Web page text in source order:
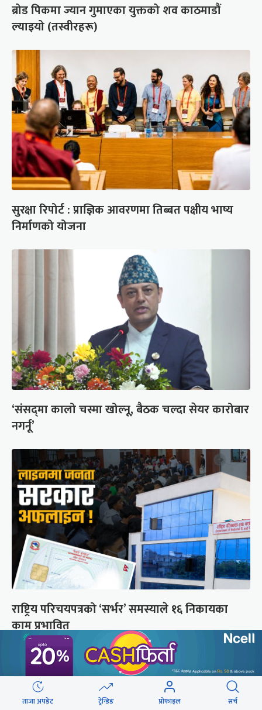
ब्रोड पिकमा ज्यान गुमाएका युक्तको शव काठमाडौं
ल्याइयो (तस्वीरहरू)
सुरक्षा रिपोर्ट : प्राज्ञिक आवरणमा तिब्बत पक्षीय भाष्य
निर्माणको योजना
‘संसद्‍मा कालो चस्मा खोल्नू, बैठक चल्दा सेयर कारोबार
नगर्नू’
राष्ट्रिय परिचयपत्रको ‘सर्भर’ समस्याले १६ निकायका
काम प्रभावित
छुटाउनुभयो कि ?
संसद्लाई टेर्दैनन् प्रधानमन्त्री, लाचार
ताजा अपडेट ट्रेन्डिङ प्रोफाइल सर्च